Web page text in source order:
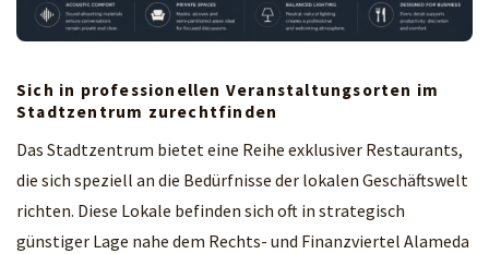
Sich in professionellen Veranstaltungsorten im
Stadtzentrum zurechtfinden
Das Stadtzentrum bietet eine Reihe exklusiver Restaurants,
die sich speziell an die Bedürfnisse der lokalen Geschäftswelt
richten. Diese Lokale befinden sich oft in strategisch
günstiger Lage nahe dem Rechts- und Finanzviertel Alameda